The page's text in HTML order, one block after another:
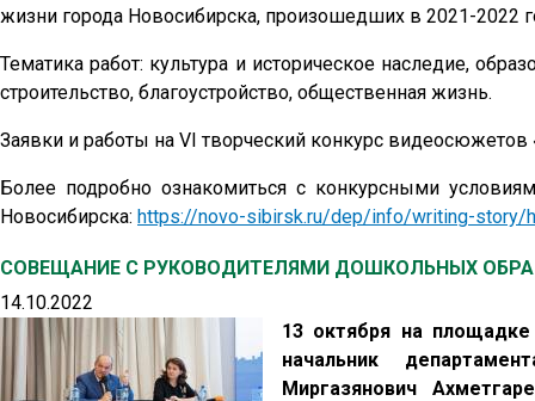
жизни города Новосибирска, произошедших в 2021-2022
Тематика работ: культура и историческое наследие,
строительство, благоустройство, общественная жизнь.
Заявки и работы на VI творческий конкурс
Более подробно ознакомиться с конкурсными
Новосибирска: https://novo-sibirsk.ru/dep/info/writing-
СОВЕЩАНИЕ С РУКОВОДИТЕЛЯМИ ДОШКОЛЬНЫХ
14.10.2022
13 октября на
начальник
Миргазянович